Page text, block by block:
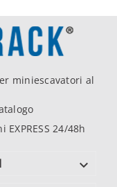
miniescavatori al
EXPRESS 24/48h
